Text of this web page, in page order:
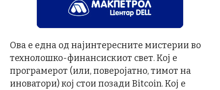
Ова е една од најинтересните мистерии во
технолошко-финансискиот свет. Кој е
програмерот (или, поверојатно, тимот на
иноватори) кој стои позади Bitcoin. Кој е